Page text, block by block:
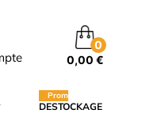
0
0,00 €
DESTOCKAGE
Promo